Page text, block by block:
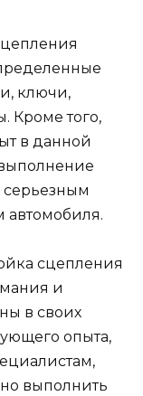
ключи,
Кроме того,
в данной
серьезным
сцепления
и
в своих
опыта,
выполнить